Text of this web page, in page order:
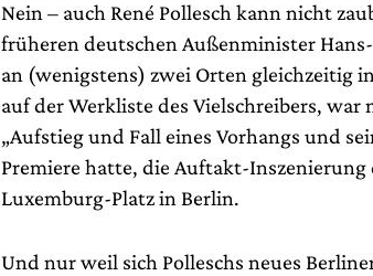
Nein – auch René Pollesch kann nicht
früheren deutschen Außenminister
an (wenigstens) zwei Orten gleichzeitig
auf der Werkliste des Vielschreibers,
„Aufstieg und Fall eines Vorhangs und
Premiere hatte, die Auftakt-Inszenierung
Luxemburg-Platz in Berlin.
Und nur weil sich Polleschs neues